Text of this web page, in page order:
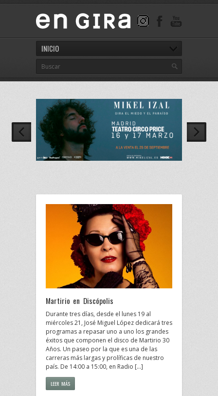
INICIO
Martirio en Discópolis
Durante tres días, desde el lunes 19 al
miércoles 21, José Miguel López dedicará tres
programas a repasar uno a uno los grandes
éxitos que componen el disco de Martirio 30
Años. Un paseo por la que es una de las
carreras más largas y prolíficas de nuestro
país. De 14:00 a 15:00, en Radio […]
LEER MÁS